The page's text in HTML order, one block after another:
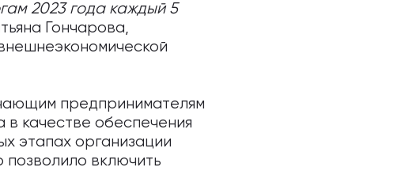
2023 года каждый 5
Гончарова,
предпринимателям
в качестве обеспечения
этапах организации
позволило включить